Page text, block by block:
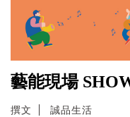
藝能現場
撰文 誠品生活